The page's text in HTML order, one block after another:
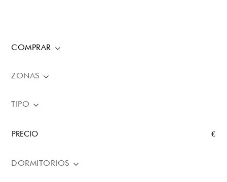
COMPRAR
ZONAS
TIPO
PRECIO €
DORMITORIOS